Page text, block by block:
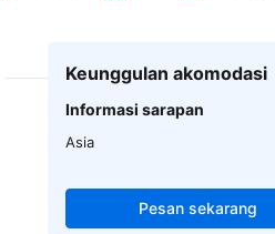
Keunggulan akomodasi
Informasi sarapan
Asia
Pesan sekarang